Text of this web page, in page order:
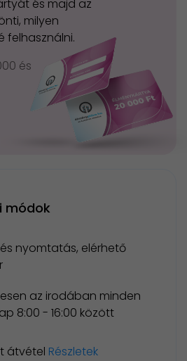
és majd az
milyen
felhasználni.
és
módok
nyomtatás, elérhető
az irodában minden
8:00 - 16:00 között
átvétel Részletek